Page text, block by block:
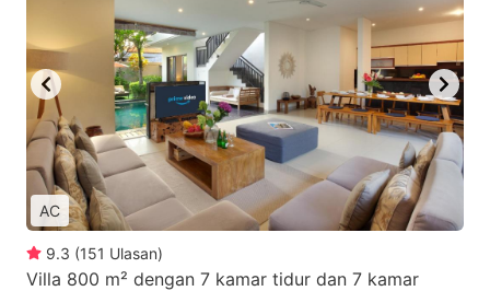
AC
9.3 (151 Ulasan)
Villa 800 m² dengan 7 kamar tidur dan 7 kamar